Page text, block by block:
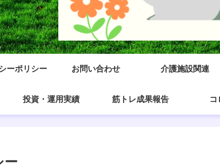
ーポリシー お問い合わせ 介護施設関連
投資・運用実績 筋トレ成果報告 コ
ー